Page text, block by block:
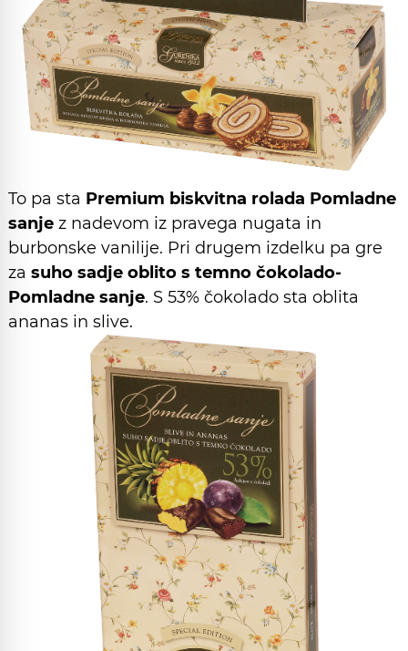
To pa sta Premium biskvitna rolada Pomladne
sanje z nadevom iz pravega nugata in
burbonske vanilije. Pri drugem izdelku pa gre
za suho sadje oblito s temno čokolado-
Pomladne sanje. S 53% čokolado sta oblita
ananas in slive.